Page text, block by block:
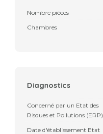
Nombre pièces
Chambres
Diagnostics
Concerné par un Etat des
Risques et Pollutions (ERP)
Date d'établissement Etat